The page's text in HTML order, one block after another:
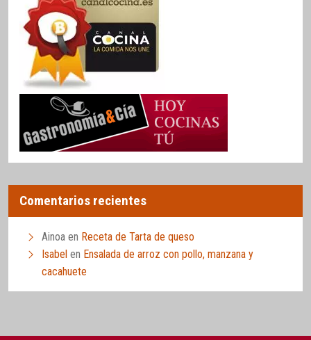
Comentarios recientes
Ainoa en Receta de Tarta de queso
Isabel en Ensalada de arroz con pollo, manzana y
cacahuete